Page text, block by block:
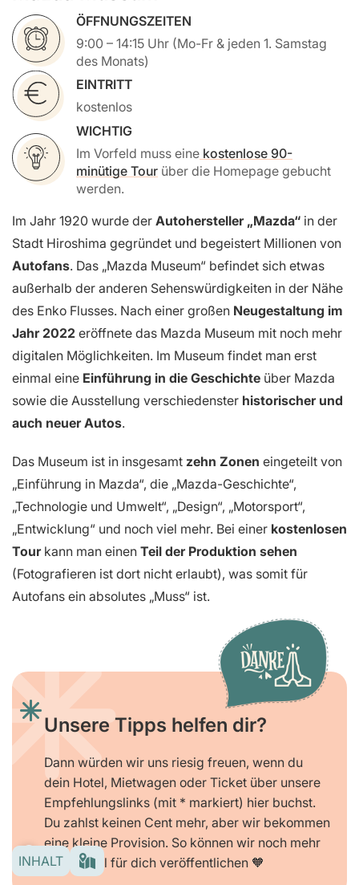
ÖFFNUNGSZEITEN
9:00 – 14:15 Uhr (Mo-Fr & jeden 1. Samstag
des Monats)
EINTRITT
kostenlos
WICHTIG
Im Vorfeld muss eine kostenlose 90-
minütige Tour über die Homepage gebucht
werden.
Im Jahr 1920 wurde der Autohersteller „Mazda“ in der
Stadt Hiroshima gegründet und begeistert Millionen von
Autofans. Das „Mazda Museum“ befindet sich etwas
außerhalb der anderen Sehenswürdigkeiten in der Nähe
des Enko Flusses. Nach einer großen Neugestaltung im
Jahr 2022 eröffnete das Mazda Museum mit noch mehr
digitalen Möglichkeiten. Im Museum findet man erst
einmal eine Einführung in die Geschichte über Mazda
sowie die Ausstellung verschiedenster historischer und
auch neuer Autos.
Das Museum ist in insgesamt zehn Zonen eingeteilt von
„Einführung in Mazda“, die „Mazda-Geschichte“,
„Technologie und Umwelt“, „Design“, „Motorsport“,
„Entwicklung“ und noch viel mehr. Bei einer kostenlosen
Tourkann man einen Teil der Produktion sehen
(Fotografieren ist dort nicht erlaubt), was somit für
Autofans ein absolutes „Muss“ ist.
Unsere Tipps helfen dir?
Dann würden wir uns riesig freuen, wenn du
dein Hotel, Mietwagen oder Ticket über unsere
Empfehlungslinks (mit * markiert) hier buchst.
Du zahlst keinen Cent mehr, aber wir bekommen
eine kleine Provision. So können wir noch mehr
Blogartikel für dich veröffentlichen 🧡
INHALT